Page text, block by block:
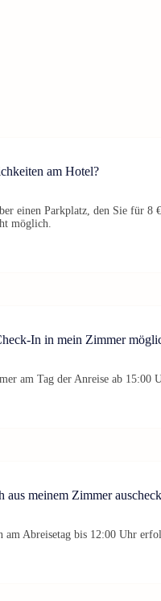
am Hotel?
einen Parkplatz, den Sie für 8
möglich.
In in mein Zimmer
am Tag der Anreise ab 15:00
aus meinem Zimmer
am Abreisetag bis 12:00 Uhr